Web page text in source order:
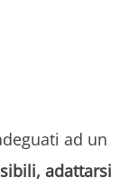
ad un
adattarsi